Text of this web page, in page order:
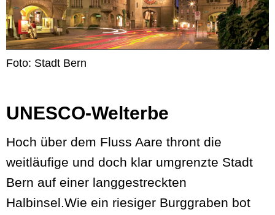
Foto: Stadt Bern
UNESCO-Welterbe
Hoch über dem Fluss Aare thront die
weitläufige und doch klar umgrenzte Stadt
Bern auf einer langgestreckten
Halbinsel.Wie ein riesiger Burggraben bot